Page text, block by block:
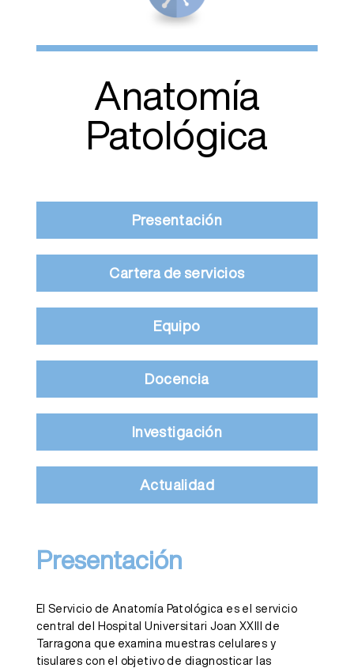
Anatomía
Patológica
Presentación
Cartera de servicios
Equipo
Docencia
Investigación
Actualidad
Presentación
El Servicio de Anatomía Patológica es el servicio
central del Hospital Universitari Joan XXIII de
Tarragona que examina muestras celulares y
tisulares con el objetivo de diagnosticar las